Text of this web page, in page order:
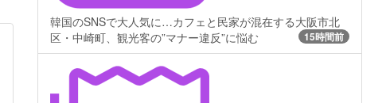
韓国のSNSで大人気に…カフェと民家が混在する大阪市北
区・中崎町、観光客の”マナー違反”に悩む
15時間前